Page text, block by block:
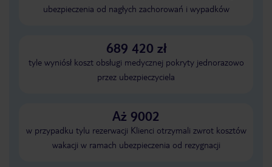
ubezpieczenia od nagłych zachorowań i wypadków
689 420 zł
tyle wyniósł koszt obsługi medycznej pokryty jednorazowo
przez ubezpieczyciela
Aż 9002
w przypadku tylu rezerwacji Klienci otrzymali zwrot kosztów
wakacji w ramach ubezpieczenia od rezygnacji